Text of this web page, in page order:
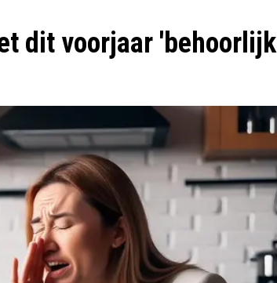
dit voorjaar 'behoorlijk